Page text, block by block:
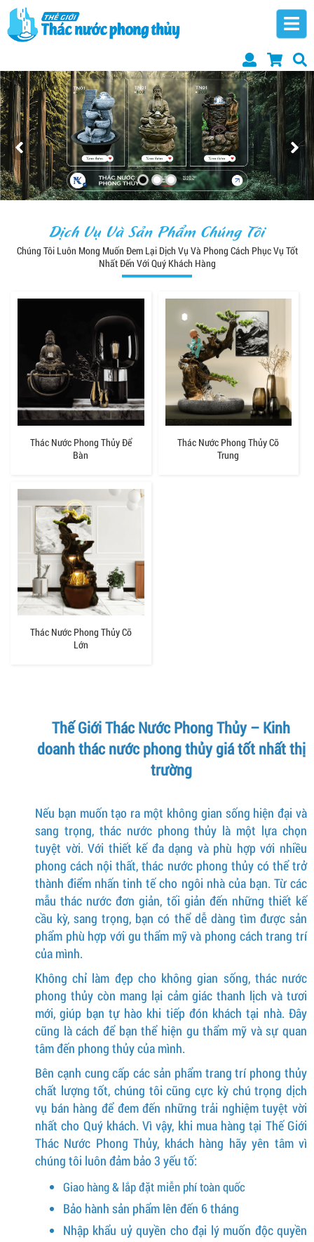
Dịch Vụ Và Sản Phẩm Chúng Tôi
Chúng Tôi Luôn Mong Muốn Đem Lại Dịch Vụ Và Phong Cách Phục Vụ Tốt
Nhất Đến Với Quý Khách Hàng
Thác Nước Phong Thủy Để
Bàn
Thác Nước Phong Thủy Cỡ
Trung
Thác Nước Phong Thủy Cỡ
Lớn
Thế Giới Thác Nước Phong Thủy – Kinh
doanh thác nước phong thủy giá tốt nhất thị
trường
Nếu bạn muốn tạo ra một không gian sống hiện đại và
sang trọng, thác nước phong thủy là một lựa chọn
tuyệt vời. Với thiết kế đa dạng và phù hợp với nhiều
phong cách nội thất, thác nước phong thủy có thể trở
thành điểm nhấn tinh tế cho ngôi nhà của bạn. Từ các
mẫu thác nước đơn giản, tối giản đến những thiết kế
cầu kỳ, sang trọng, bạn có thể dễ dàng tìm được sản
phẩm phù hợp với gu thẩm mỹ và phong cách trang trí
của mình.
Không chỉ làm đẹp cho không gian sống, thác nước
phong thủy còn mang lại cảm giác thanh lịch và tươi
mới, giúp bạn tự hào khi tiếp đón khách tại nhà. Đây
cũng là cách để bạn thể hiện gu thẩm mỹ và sự quan
tâm đến phong thủy của mình.
Bên cạnh cung cấp các sản phẩm trang trí phong thủy
chất lượng tốt, chúng tôi cũng cực kỳ chú trọng dịch
vụ bán hàng để đem đến những trải nghiệm tuyệt vời
nhất cho Quý khách. Vì vậy, khi mua hàng tại Thế Giới
Thác Nước Phong Thủy, khách hàng hãy yên tâm vì
chúng tôi luôn đảm bảo 3 yếu tố:
Giao hàng & lắp đặt miễn phí toàn quốc
Bảo hành sản phẩm lên đến 6 tháng
Nhập khẩu uỷ quyền cho đại lý muốn độc quyền